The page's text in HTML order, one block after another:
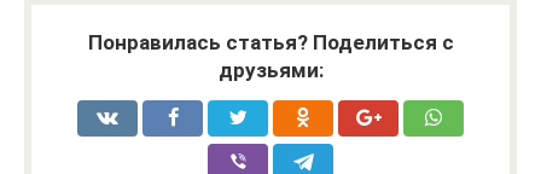
Понравилась статья? Поделиться с
друзьями: